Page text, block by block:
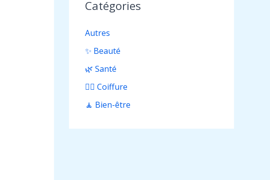
Catégories
Autres
✨ Beauté
🌿 Santé
💇‍♀️ Coiffure
🧘 Bien-être